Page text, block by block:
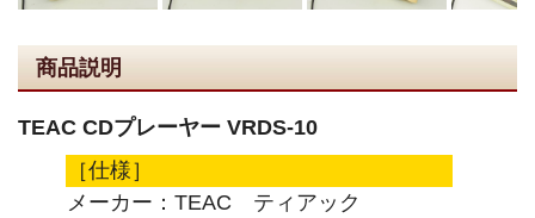
商品説明
TEAC CDプレーヤー VRDS-10
［仕様］
メーカー：TEAC ティアック